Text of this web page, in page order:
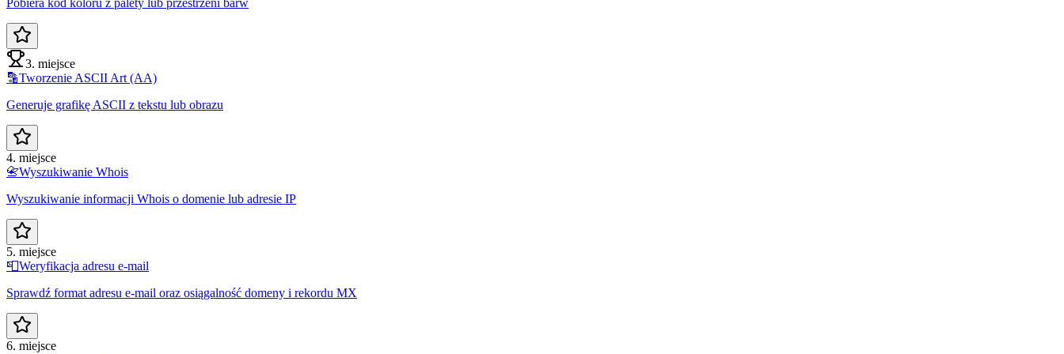
3. miejsce
🔡Tworzenie ASCII Art (AA)
Generuje grafikę ASCII z tekstu lub obrazu
4. miejsce
📇Wyszukiwanie Whois
Wyszukiwanie informacji Whois o domenie lub adresie IP
5. miejsce
📮Weryfikacja adresu e-mail
Sprawdź format adresu e-mail oraz osiągalność domeny i rekordu MX
6. miejsce